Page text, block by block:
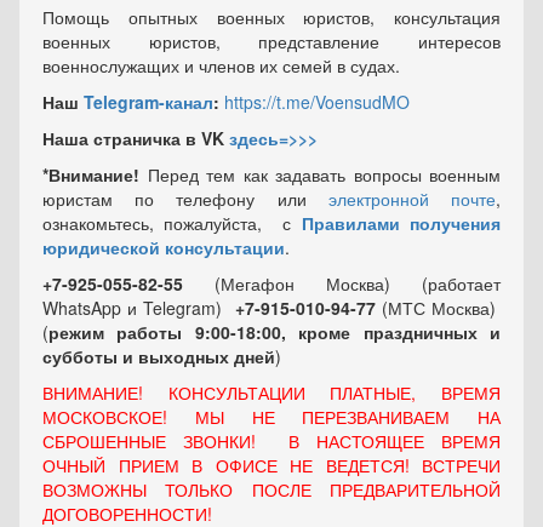
Помощь опытных военных юристов, консультация
военных юристов, представление интересов
военнослужащих и членов их семей в судах.
Наш Telegram-канал: https://t.me/VoensudMO
Наша страничка в VK здесь=>>>
*Внимание! Перед тем как задавать вопросы военным
юристам по телефону или электронной почте,
ознакомьтесь, пожалуйста, с Правилами получения
юридической консультации.
+7-925-055-82-55 (Мегафон Москва) (работает
WhatsApp и Telegram) +7-915-010-94-77 (МТС Москва)
(режим работы 9:00-18:00, кроме праздничных и
субботы и выходных дней)
ВНИМАНИЕ! КОНСУЛЬТАЦИИ ПЛАТНЫЕ, ВРЕМЯ
МОСКОВСКОЕ! МЫ НЕ ПЕРЕЗВАНИВАЕМ НА
СБРОШЕННЫЕ ЗВОНКИ! В НАСТОЯЩЕЕ ВРЕМЯ
ОЧНЫЙ ПРИЕМ В ОФИСЕ НЕ ВЕДЕТСЯ! ВСТРЕЧИ
ВОЗМОЖНЫ ТОЛЬКО ПОСЛЕ ПРЕДВАРИТЕЛЬНОЙ
ДОГОВОРЕННОСТИ!